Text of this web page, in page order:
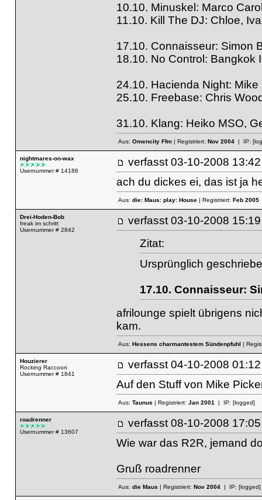
10.10. Minuskel: Marco
11.10. Kill The DJ: Chloe,
17.10. Connaisseur: Simon
18.10. No Control: Bangkok
24.10. Hacienda Night: Mike
25.10. Freebase: Chris
31.10. Klang: Heiko MSO,
Aus: Omencity Ffm| Registriert: Nov 2004| IP:
nightmares-on-wax
Usernummer # 14186
verfasst 03-10-2008
ach du dickes ei, das ist ja
Aus: die: Maus: play: House| Registriert: Feb 2005
Drei-Hoden-Bob
freak im schritt
Usernummer # 2842
verfasst 03-10-2008
Zitat:
Ursprünglich
17.10. Connaisseur:
afrilounge spielt übrigens
kam.
Aus: Hessens charmantestem Sündenpfuhl |
Houzierer
Rocking Raccoon
Usernummer # 1841
verfasst 04-10-2008
Auf den Stuff von Mike
Aus: Taunus | Registriert: Jan 2001| IP: [logged]
roadrenner
Usernummer # 13607
verfasst 08-10-2008
Wie war das R2R, jemand
Gruß roadrenner
Aus: die Maus | Registriert: Nov 2004| IP: [logged]